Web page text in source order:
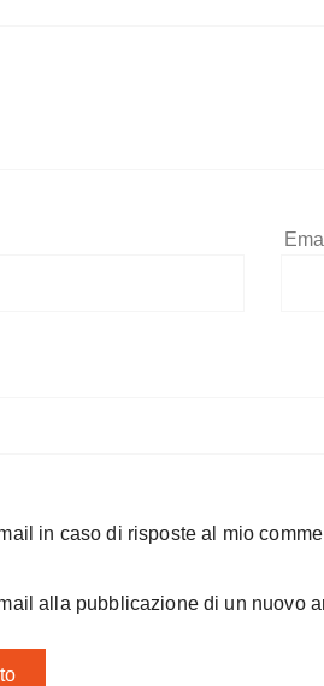
in caso di risposte al mio
alla pubblicazione di un nuovo